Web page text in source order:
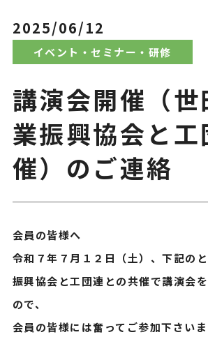
2025/06/12
イベント・セミナー・研修
講演会開催（世
業振興協会と工
催）のご連絡
会員の皆様へ
令和７年７月１２日（土）、下記の
振興協会と工団連との共催で講演会
ので、
会員の皆様には奮ってご参加下さい